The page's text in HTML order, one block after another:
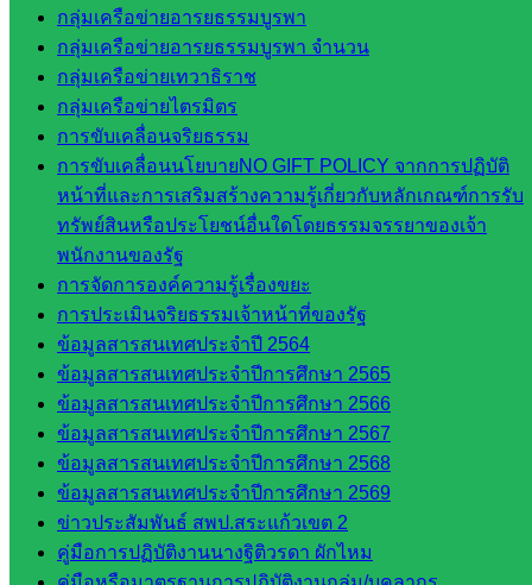
กลุ่มเครือข่ายอารยธรรมบูรพา
กลุ่มเครือข่ายอารยธรรมบูรพา จำนวน
กลุ่มเครือข่ายเทวาธิราช
กลุ่มเครือข่ายไตรมิตร
การขับเคลื่อนจริยธรรม
การขับเคลื่อนนโยบายNO GIFT POLICY จากการปฏิบัติ
หน้าที่และการเสริมสร้างความรู้เกี่ยวกับหลักเกณฑ์การรับ
ทรัพย์สินหรือประโยชน์อื่นใดโดยธรรมจรรยาของเจ้า
พนักงานของรัฐ
การจัดการองค์ความรู้เรื่องขยะ
การประเมินจริยธรรมเจ้าหน้าที่ของรัฐ
ข้อมูลสารสนเทศประจำปี 2564
ข้อมูลสารสนเทศประจำปีการศึกษา 2565
ข้อมูลสารสนเทศประจำปีการศึกษา 2566
ข้อมูลสารสนเทศประจำปีการศึกษา 2567
ข้อมูลสารสนเทศประจำปีการศึกษา 2568
ข้อมูลสารสนเทศประจำปีการศึกษา 2569
ข่าวประสัมพันธ์ สพป.สระแก้วเขต 2
คู่มือการปฏิบัติงานนางฐิติวรดา ผักไหม
สินทรัพย์
กลุ่มน
โยบาย
และแผน
กลุ่มส่ง
เสริมการ
จัดการ
ศึกษา
กลุ่ม
บริหาร
งาน
บุคคล
กลุ่ม
พัฒนาครู
และบุ
คลากรฯ
กลุ่มนิ
เทศ
ติดตาม
และประ